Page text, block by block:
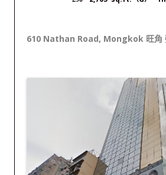
610 Nathan Road, Mongkok 旺角